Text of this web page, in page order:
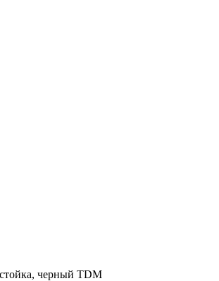
черный TDM